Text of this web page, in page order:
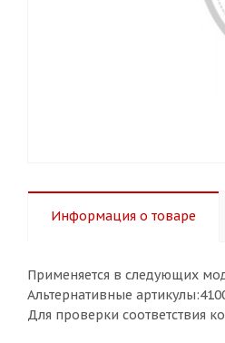
Информация о товаре
Применяется в следующих
Альтернативные
Для проверки соответствия